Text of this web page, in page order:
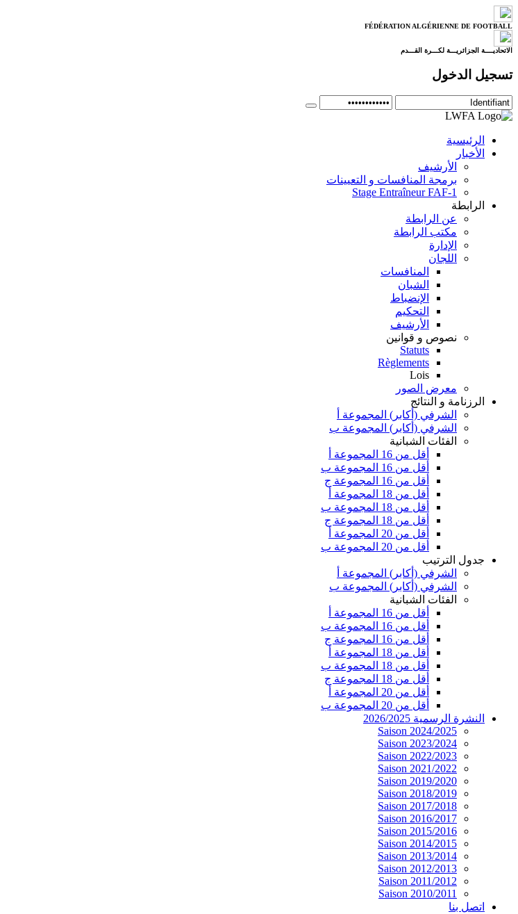
FÉDÉRATION ALGÉRIENNE DE FOOTBALL
الاتحاديــــة الجزائريـــة لكـــرة القـــدم
تسجيل الدخول
الرئيسية
الأخبار
الأرشيف
برمجة المنافسات و التعيينات
Stage Entraîneur FAF-1
الرابطة
عن الرابطة
مكتب الرابطة
الإدارة
اللجان
المنافسات
الشبان
الإنضباط
التحكيم
الأرشيف
نصوص و قوانين
Statuts
Règlements
Lois
معرض الصور
الرزنامة و النتائج
الشرفي (أكابر) المجموعة أ
الشرفي (أكابر) المجموعة ب
الفئات الشبانية
أقل من 16 المجموعة أ
أقل من 16 المجموعة ب
أقل من 16 المجموعة ج
أقل من 18 المجموعة أ
أقل من 18 المجموعة ب
أقل من 18 المجموعة ج
أقل من 20 المجموعة أ
أقل من 20 المجموعة ب
جدول الترتيب
الشرفي (أكابر) المجموعة أ
الشرفي (أكابر) المجموعة ب
الفئات الشبانية
أقل من 16 المجموعة أ
أقل من 16 المجموعة ب
أقل من 16 المجموعة ج
أقل من 18 المجموعة أ
أقل من 18 المجموعة ب
أقل من 18 المجموعة ج
أقل من 20 المجموعة أ
أقل من 20 المجموعة ب
النشرة الرسمية 2026/2025
Saison 2024/2025
Saison 2023/2024
Saison 2022/2023
Saison 2021/2022
Saison 2019/2020
Saison 2018/2019
Saison 2017/2018
Saison 2016/2017
Saison 2015/2016
Saison 2014/2015
Saison 2013/2014
Saison 2012/2013
Saison 2011/2012
Saison 2010/2011
اتصل بنا